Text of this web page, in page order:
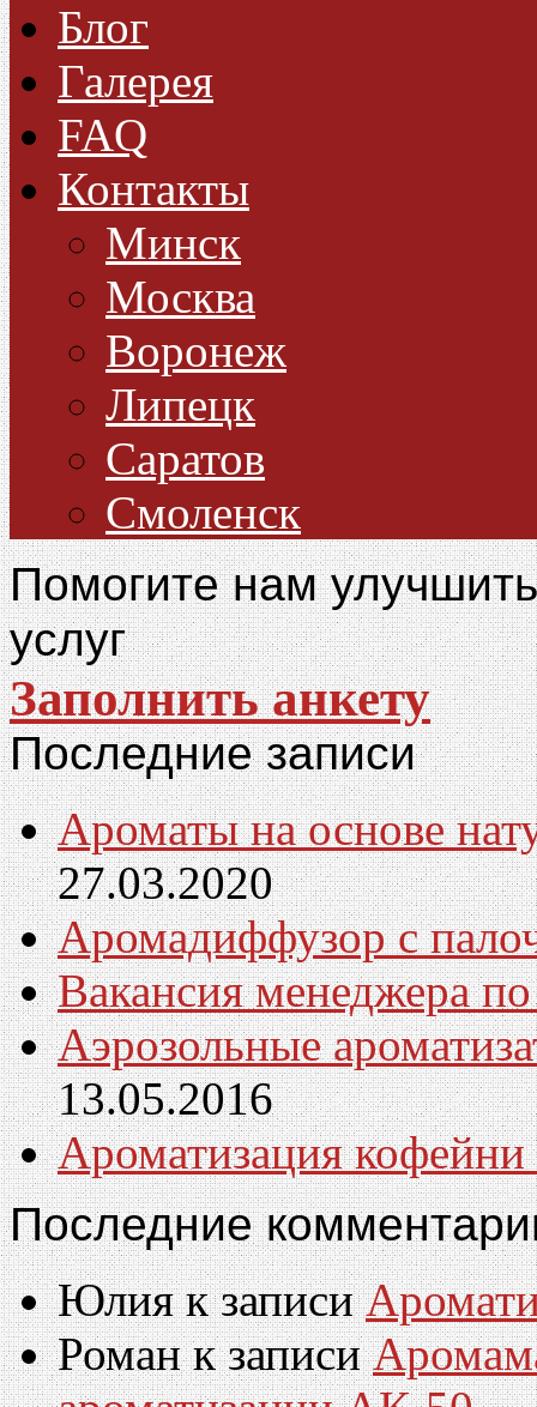
Блог
Галерея
FAQ
Контакты
Минск
Москва
Воронеж
Липецк
Саратов
Смоленск
Помогите нам
услуг
Заполнить анкету
Последние записи
Ароматы на основе
27.03.2020
Аромадиффузор с
Вакансия менеджера
Аэрозольные
13.05.2016
Ароматизация
Последние
Юлияк записи
Романк записи